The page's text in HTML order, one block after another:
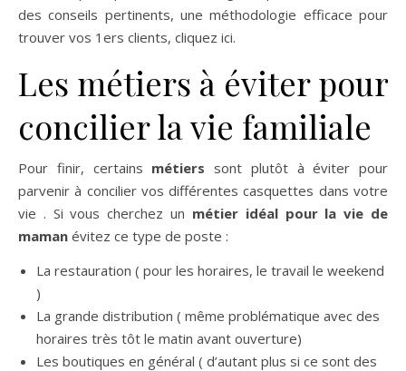
des conseils pertinents, une méthodologie efficace pour
trouver vos 1ers clients, cliquez ici.
Les métiers à éviter pour
concilier la vie familiale
Pour finir, certains métiers sont plutôt à éviter pour
parvenir à concilier vos différentes casquettes dans votre
vie . Si vous cherchez un métier idéal pour la vie de
maman évitez ce type de poste :
La restauration ( pour les horaires, le travail le weekend
)
La grande distribution ( même problématique avec des
horaires très tôt le matin avant ouverture)
Les boutiques en général ( d’autant plus si ce sont des